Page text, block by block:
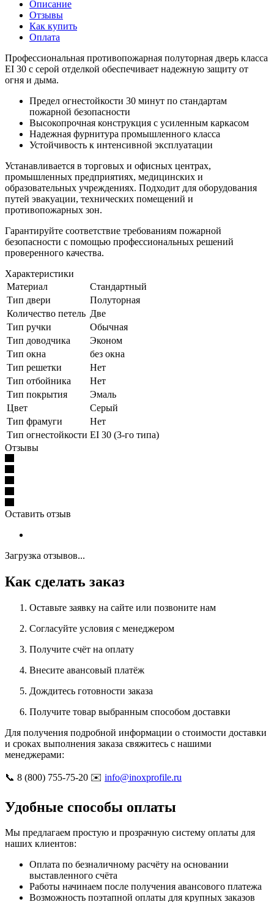
Описание
Отзывы
Как купить
Оплата
Профессиональная противопожарная полуторная дверь класса
EI 30 с серой отделкой обеспечивает надежную защиту от
огня и дыма.
Предел огнестойкости 30 минут по стандартам
пожарной безопасности
Высокопрочная конструкция с усиленным каркасом
Надежная фурнитура промышленного класса
Устойчивость к интенсивной эксплуатации
Устанавливается в торговых и офисных центрах,
промышленных предприятиях, медицинских и
образовательных учреждениях. Подходит для оборудования
путей эвакуации, технических помещений и
противопожарных зон.
Гарантируйте соответствие требованиям пожарной
безопасности с помощью профессиональных решений
проверенного качества.
Характеристики
Материал
Стандартный
Тип двери
Полуторная
Количество петель Две
Тип ручки
Обычная
Тип доводчика
Эконом
Тип окна
без окна
Тип решетки
Нет
Тип отбойника
Нет
Тип покрытия
Эмаль
Цвет
Серый
Тип фрамуги
Нет
Тип огнестойкости EI 30 (3-го типа)
Отзывы
Оставить отзыв
Загрузка отзывов...
Как сделать заказ
Оставьте заявку на сайте или позвоните нам
Согласуйте условия с менеджером
Получите счёт на оплату
Внесите авансовый платёж
Дождитесь готовности заказа
Получите товар выбранным способом доставки
Для получения подробной информации о стоимости доставки
и сроках выполнения заказа свяжитесь с нашими
менеджерами:
📞 8 (800) 755-75-20 ✉️ info@inoxprofile.ru
Удобные способы оплаты
Мы предлагаем простую и прозрачную систему оплаты для
наших клиентов:
Оплата по безналичному расчёту на основании
выставленного счёта
Работы начинаем после получения авансового платежа
Возможность поэтапной оплаты для крупных заказов